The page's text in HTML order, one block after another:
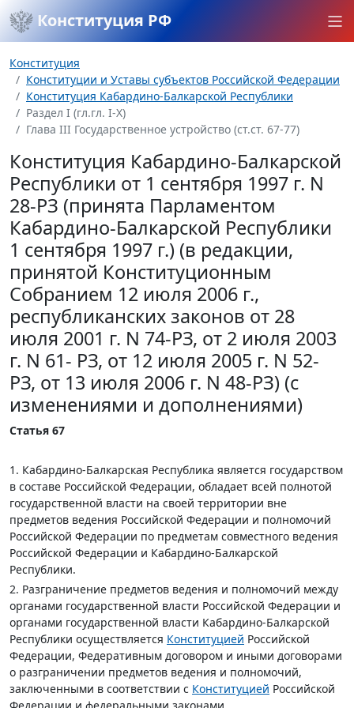
Конституция РФ
Конституция
Конституции и Уставы субъектов Российской Федерации
Конституция Кабардино-Балкарской Республики
Раздел I (гл.гл. I-X)
Глава III Государственное устройство (ст.ст. 67-77)
Конституция Кабардино-Балкарской
Республики от 1 сентября 1997 г. N
28-РЗ (принята Парламентом
Кабардино-Балкарской Республики
1 сентября 1997 г.) (в редакции,
принятой Конституционным
Собранием 12 июля 2006 г.,
республиканских законов от 28
июля 2001 г. N 74-РЗ, от 2 июля 2003
г. N 61- РЗ, от 12 июля 2005 г. N 52-
РЗ, от 13 июля 2006 г. N 48-РЗ) (с
изменениями и дополнениями)
Статья 67
1. Кабардино-Балкарская Республика является государством
в составе Российской Федерации, обладает всей полнотой
государственной власти на своей территории вне
предметов ведения Российской Федерации и полномочий
Российской Федерации по предметам совместного ведения
Российской Федерации и Кабардино-Балкарской
Республики.
2. Разграничение предметов ведения и полномочий между
органами государственной власти Российской Федерации и
органами государственной власти Кабардино-Балкарской
Республики осуществляется Конституцией Российской
Федерации, Федеративным договором и иными договорами
о разграничении предметов ведения и полномочий,
заключенными в соответствии с Конституцией Российской